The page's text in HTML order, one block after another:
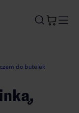
do butelek